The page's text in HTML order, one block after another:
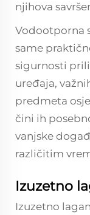
njihova
Vodootporna
same
sigurnosti
uređaja,
predmeta
čini ih
vanjske
različitim
Izuzetno
Izuzetno